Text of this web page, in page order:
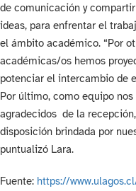
de comunicación y
ideas, para enfrentar el
el ámbito académico. “Por
académicas/os hemos
potenciar el intercambio de
Por último, como equipo
agradecidos de la
disposición brindada por
puntualizó Lara.
Fuente: https://